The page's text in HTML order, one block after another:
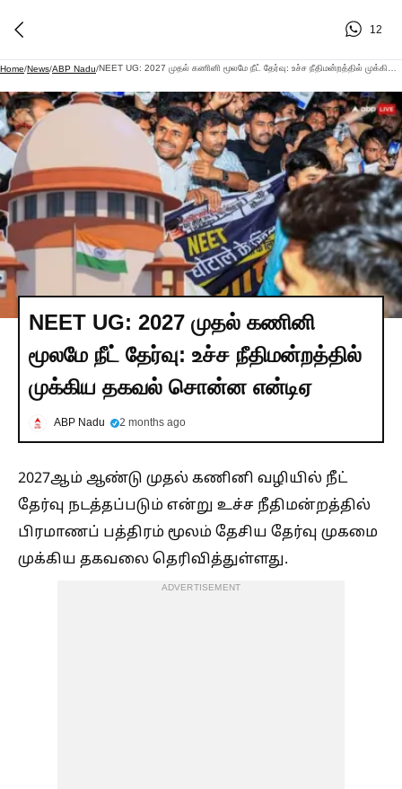
12
Home/News/ABP Nadu/
NEET UG: 2027 முதல் கணினி
மூலமே நீட் தேர்வு: உச்ச நீதிமன்றத்தில்
முக்கிய தகவல் சொன்ன என்டிஏ
ABP Nadu 2 months ago
2027ஆம் ஆண்டு முதல் கணினி வழியில் நீட்
தேர்வு நடத்தப்படும் என்று உச்ச நீதிமன்றத்தில்
பிரமாணப் பத்திரம் மூலம் தேசிய தேர்வு முகமை
முக்கிய தகவலை தெரிவித்துள்ளது.
ADVERTISEMENT